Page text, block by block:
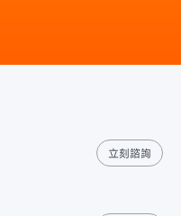
立刻諮詢